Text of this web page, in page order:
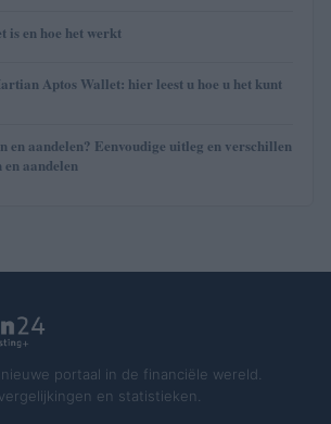
is en hoe het werkt
Aptos Wallet: hier leest u hoe u het kunt
en aandelen? Eenvoudige uitleg en verschillen
en aandelen
portaal in de financiële wereld.
en statistieken.